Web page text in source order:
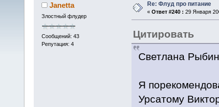
Janetta
Злостный флудер
Сообщений: 43
Репутация: 4
Re: Флуд про питание
« Ответ #240 : 29 Января
Цитировать
Светлана
Я
Урсатому